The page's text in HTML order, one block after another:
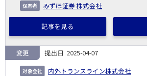
みずほ証券 株式会社
記事を見る
2025-04-07
内外トランスライン株式会社
変更